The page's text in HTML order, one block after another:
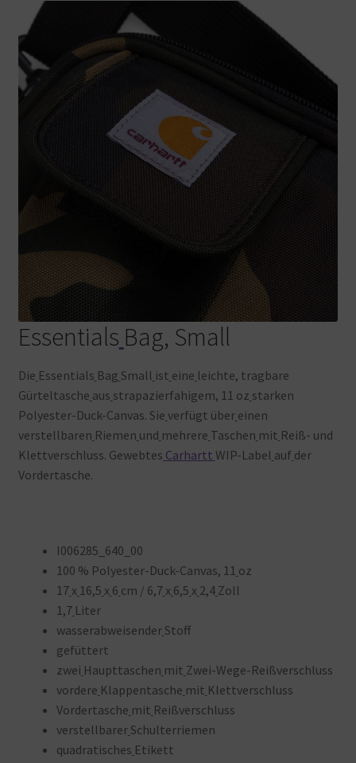
Essentials Bag, Small
Die Essentials Bag Small ist eine leichte, tragbare
Gürteltasche aus strapazierfahigem, 11 oz starken
Polyester-Duck-Canvas. Sie verfügt über einen
verstellbaren Riemen und mehrere Taschen mit Reiß- und
Klettverschluss. Gewebtes Carhartt WIP-Label auf der
Vordertasche.
I006285_640_00
100 % Polyester-Duck-Canvas, 11 oz
17 x 16,5 x 6 cm / 6,7 x 6,5 x 2,4 Zoll
1,7 Liter
wasserabweisender Stoff
gefüttert
zwei Haupttaschen mit Zwei-Wege-Reißverschluss
vordere Klappentasche mit Klettverschluss
Vordertasche mit Reißverschluss
verstellbarer Schulterriemen
quadratisches Etikett